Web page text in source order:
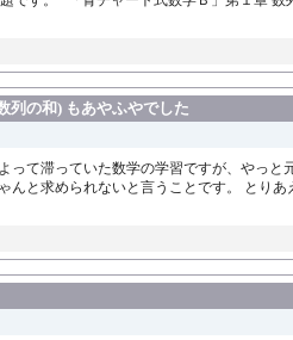
列の和) もあやふやでした
って滞っていた数学の学習ですが、やっ
んと求められないと言うことです。 とり